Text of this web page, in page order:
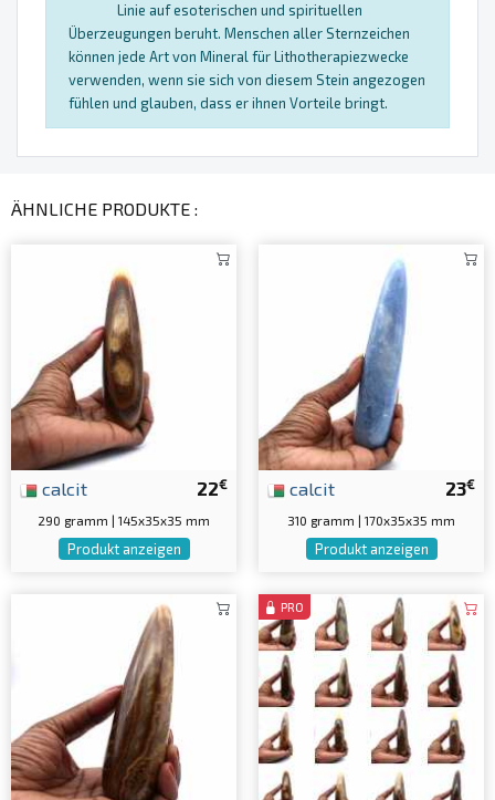
Linie auf esoterischen und spirituellen
Überzeugungen beruht. Menschen aller Sternzeichen
können jede Art von Mineral für Lithotherapiezwecke
verwenden, wenn sie sich von diesem Stein angezogen
fühlen und glauben, dass er ihnen Vorteile bringt.
ÄHNLICHE PRODUKTE :
22€
calcit
290 gramm | 145x35x35 mm
Produkt anzeigen
23€
calcit
310 gramm | 170x35x35 mm
Produkt anzeigen
PRO